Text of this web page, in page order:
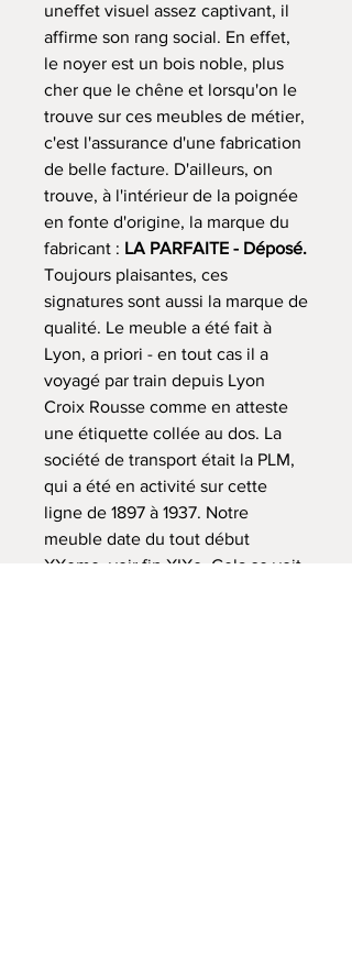
uneffet visuel assez captivant, il
affirme son rang social. En effet,
le noyer est un bois noble, plus
cher que le chêne et lorsqu'on le
trouve sur ces meubles de métier,
c'est l'assurance d'une fabrication
de belle facture. D'ailleurs, on
trouve, à l'intérieur de la poignée
en fonte d'origine, la marque du
fabricant : LA PARFAITE - Déposé.
Toujours plaisantes, ces
signatures sont aussi la marque de
qualité. Le meuble a été fait à
Lyon, a priori - en tout cas il a
voyagé par train depuis Lyon
Croix Rousse comme en atteste
une étiquette collée au dos. La
société de transport était la PLM,
qui a été en activité sur cette
ligne de 1897 à 1937. Notre
meuble date du tout début
XXeme, voir fin XIXe. Cela se voit